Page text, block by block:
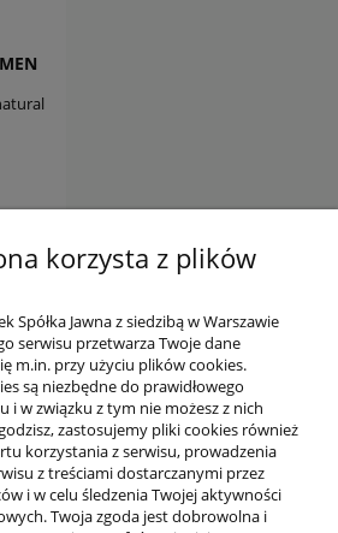
OFERTA
O NAS
korzysta z plików
Spółka Jawna z siedzibą w Warszawie
serwisu przetwarza Twoje dane
m.in. przy użyciu plików cookies.
są niezbędne do prawidłowego
i w związku z tym nie możesz z nich
zastosujemy pliki cookies również
korzystania z serwisu, prowadzenia
z treściami dostarczanymi przez
i w celu śledzenia Twojej aktywności
Twoja zgoda jest dobrowolna i